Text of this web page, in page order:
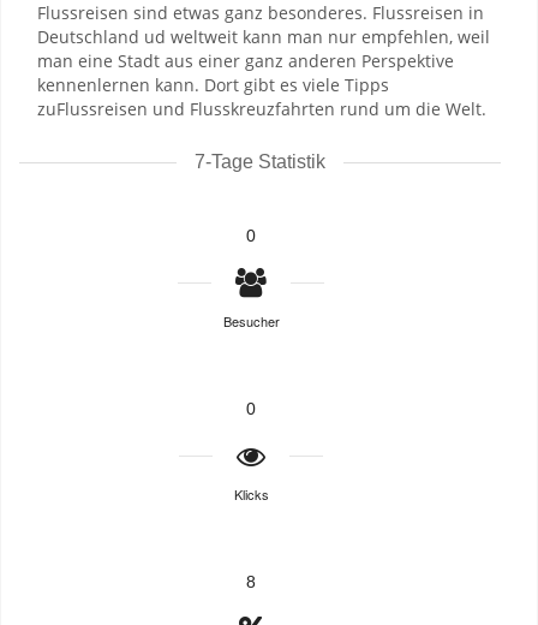
Flussreisen sind etwas ganz besonderes. Flussreisen in
Deutschland ud weltweit kann man nur empfehlen, weil
man eine Stadt aus einer ganz anderen Perspektive
kennenlernen kann. Dort gibt es viele Tipps
zuFlussreisen und Flusskreuzfahrten rund um die Welt.
7-Tage Statistik
0
Besucher
0
Klicks
8